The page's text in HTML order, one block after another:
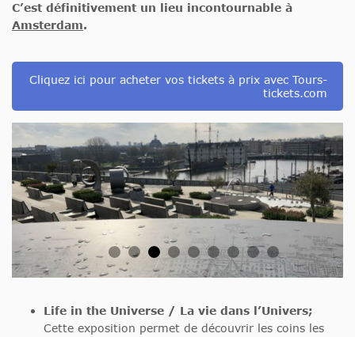
C’est définitivement un lieu incontournable à
Amsterdam.
Cliquez ici pour acheter vos tickets à prix avec Tours-
tickets.com
Life in the Universe / La vie dans l’Univers;
Cette exposition permet de découvrir les coins les